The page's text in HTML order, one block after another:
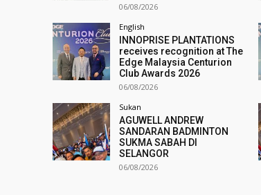
06/08/2026
English
INNOPRISE PLANTATIONS
receives recognition at The
Edge Malaysia Centurion
Club Awards 2026
06/08/2026
Sukan
AGUWELL ANDREW
SANDARAN BADMINTON
SUKMA SABAH DI
SELANGOR
06/08/2026